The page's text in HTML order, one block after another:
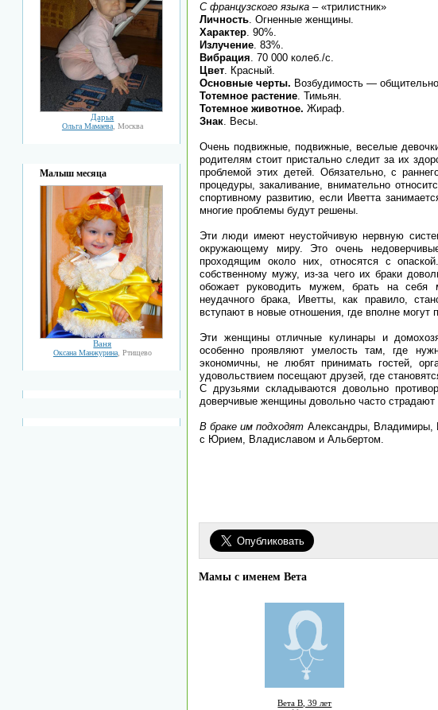
Дарья
Ольга Мамаева, Москва
Малыш месяца
Ваня
Оксана Манжурина, Ртищево
С французского языка – «трилистник»
Личность. Огненные женщины.
Характер. 90%.
Излучение. 83%.
Вибрация. 70 000 колеб./с.
Цвет. Красный.
Основные черты. Возбудимость —
Тотемное растение. Тимьян.
Тотемное животное. Жираф.
Знак. Весы.
Очень подвижные, подвижные, веселые
родителям стоит пристально следит за их
проблемой этих детей. Обязательно, с
процедуры, закаливание, внимательно
спортивному развитию, если Иветта
многие проблемы будут решены.
Эти люди имеют неустойчивую нервную
окружающему миру. Это очень
проходящим около них, относятся с
собственному мужу, из-за чего их браки
обожает руководить мужем, брать на себя
неудачного брака, Иветты, как правило,
вступают в новые отношения, где вполне могут
Эти женщины отличные кулинары и
особенно проявляют умелость там, где
экономичны, не любят принимать гостей,
удовольствием посещают друзей, где
С друзьями складываются довольно
доверчивые женщины довольно часто страдают
В браке им подходят Александры, Владимиры,
с Юрием, Владиславом и Альбертом.
Мамы с именем Вета
Вета B, 39 лет